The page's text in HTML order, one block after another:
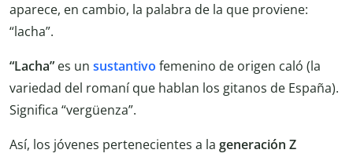
aparece, en cambio, la palabra de la que proviene:
“lacha”.
“Lacha” es un sustantivo femenino de origen caló (la
variedad del romaní que hablan los gitanos de España).
Significa “vergüenza”.
Así, los jóvenes pertenecientes a la generación Z